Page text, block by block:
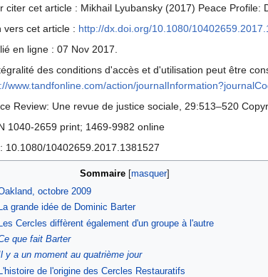
citer cet article : Mikhail Lyubansky (2017) Peace Profile:
vers cet article : http://dx.doi.org/10.1080/
en ligne : 07 Nov 2017.
des conditions d'accès et d'utilisation peut être
www.tandfonline.com/action/
Review: Une revue de justice sociale, 29:513–520
1040-2659 print; 1469-9982 online
10.1080/10402659.2017.1381527
Sommaire masquer]
octobre 2009
La grande idée de Dominic Barter
Cercles diffèrent également d'un groupe à l'autre
que fait Barter
y a un moment au quatrième jour
de l'origine des Cercles Restauratifs